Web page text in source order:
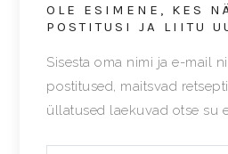
OLE ESIMENE, KES
POSTITUSI JA LIITU
Sisesta oma nimi ja e-mail
postitused, maitsvad
üllatused laekuvad otse su